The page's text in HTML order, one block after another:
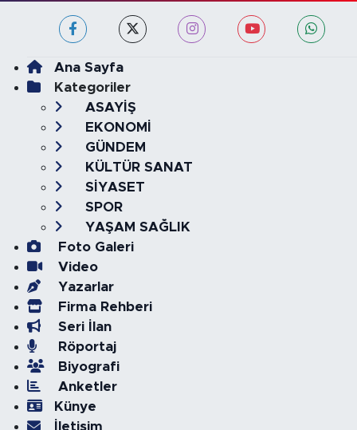
Ana Sayfa
Kategoriler
ASAYİŞ
EKONOMİ
GÜNDEM
KÜLTÜR SANAT
SİYASET
SPOR
YAŞAM SAĞLIK
Foto Galeri
Video
Yazarlar
Firma Rehberi
Seri İlan
Röportaj
Biyografi
Anketler
Künye
İletişim